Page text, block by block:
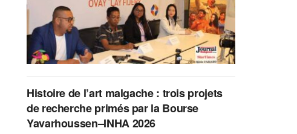
Histoire de l’art malgache : trois projets
de recherche primés par la Bourse
Yavarhoussen–INHA 2026